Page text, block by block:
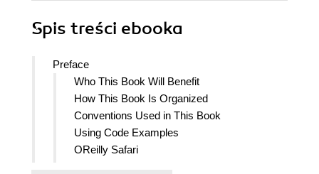
Spis treści ebooka
Preface
Who This Book Will Benefit
How This Book Is Organized
Conventions Used in This Book
Using Code Examples
OReilly Safari